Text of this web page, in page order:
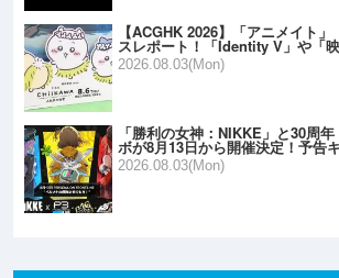
【ACGHK 2026】「アニメイト
スレポート！「Identity V」や「
2026.08.03(Mon)
「勝利の女神：NIKKE」と30周
ボが8月13日から開催決定！予告
2026.08.03(Mon)